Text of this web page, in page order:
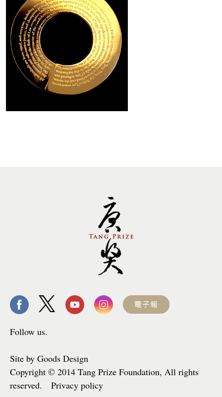
Follow us.
Site by Goods Design
Copyright © 2014 Tang Prize Foundation, All rights
reserved. Privacy policy